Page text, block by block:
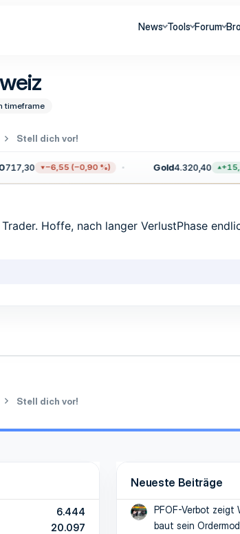
News Tools Forum
timeframe
Stell dich vor!
−6,55 (−0,90 %) Gold4.320,40
Hoffe, nach langer VerlustPhase
Stell dich vor!
6.444
20.097
Neueste Beiträge
PFOF-Verbot zeigt
baut sein